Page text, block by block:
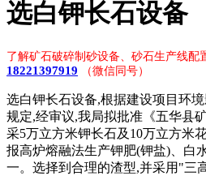
选白钾长石设备
了解矿石破碎制砂设备、砂石生产线配
18221397919 （微信同号）
选白钾长石设备,根据建设项目环
规定,经审议,我局拟批准《五华县
采5万立方米钾长石及10万立方米
报高炉熔融法生产钾肥(钾盐)、白
一。选择到合理的渣型,并采用"三